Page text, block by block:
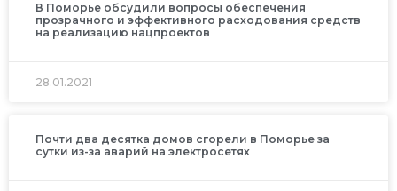
В Поморье обсудили вопросы обеспечения
прозрачного и эффективного расходования средств
на реализацию нацпроектов
28.01.2021
Почти два десятка домов сгорели в Поморье за
сутки из-за аварий на электросетях